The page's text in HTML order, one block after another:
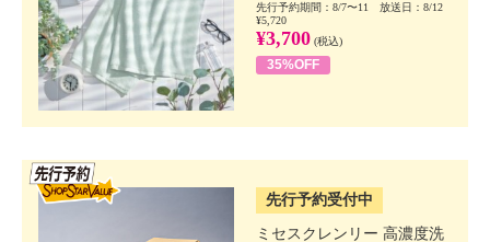
先行予約期間：8/7〜11 放送日：8/12
¥5,720
¥3,700 (税込)
35%OFF
先行予約受付中
ミセスクレンリー 高濃度洗